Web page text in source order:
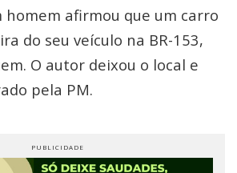
homem afirmou que um carro
do seu veículo na BR-153,
O autor deixou o local e
pela PM.